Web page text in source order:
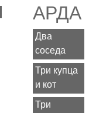
АРДА
Два
соседа
Три купца
и кот
Три